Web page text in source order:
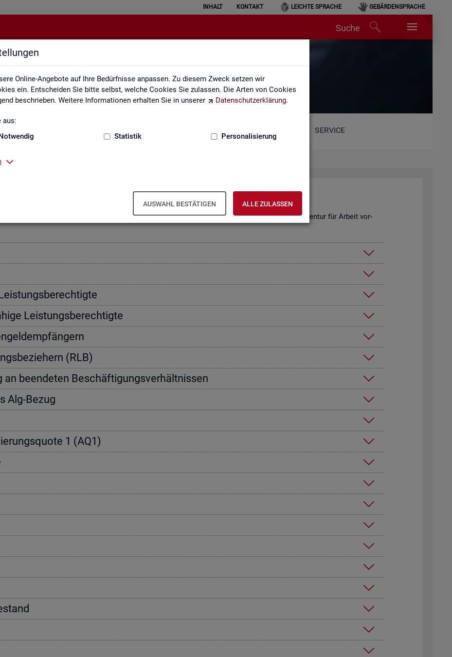
Online-Angebote auf Ihre Bedürfnisse anpassen. Zu diesem Zweck setzen wir
ein. Entscheiden Sie bitte selbst, welche Cookies Sie zulassen. Die Arten von Cookies
beschrieben. Weitere Informationen erhalten Sie in unserer
Datenschutzerklärung.
aus:
Statistik Personalisierung
AUSWAHL BESTÄTIGEN ALLE ZULASSEN
INHALT KONTAKT LEICHTE SPRACHE GEBÄRDENSPRACHE
Suche
Kennzahlensteckbriefe
SERVICE
Kenn­zah­len­steck­brie­fe
Aus­sa­ge­kraft, Be­rech­nung und Da­ten­quel­len der Kenn­zah­len, die in der Sta­tis­tik der Bun­des­agen­tur für Ar­beit vor­
Leis­tungs­be­rech­tig­te
(RLB)
an be­en­de­ten Be­schäf­ti­gungs­ver­hält­nis­sen
Alg-Bezug
1 (AQ1)